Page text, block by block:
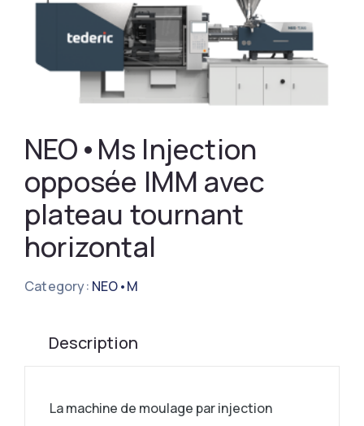
NEO•Ms Injection
opposée IMM avec
plateau tournant
horizontal
Category: NEO•M
Description
La machine de moulage par injection